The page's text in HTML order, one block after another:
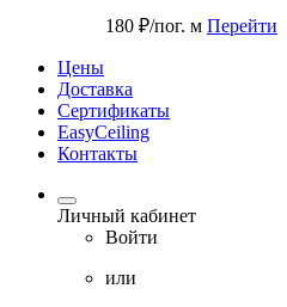
180 ₽/пог. м Перейти
Цены
Доставка
Cертификаты
EasyCeiling
Контакты
Личный кабинет
Войти
или